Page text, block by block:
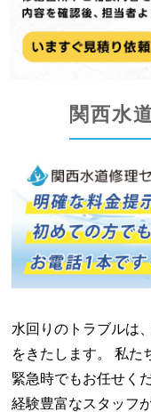
関西水
水回りのトラブルは
をきたします。 私た
緊急時でもお任せく
経験豊富なスタッフ